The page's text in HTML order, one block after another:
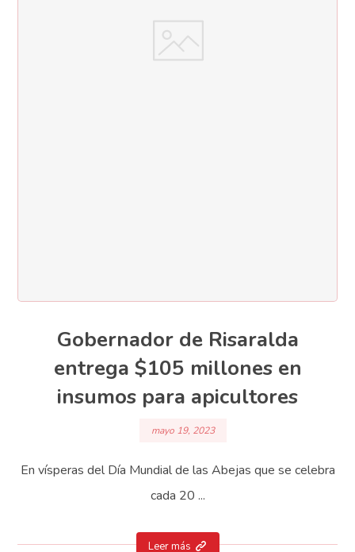
Gobernador de Risaralda
entrega $105 millones en
insumos para apicultores
mayo 19, 2023
En vísperas del Día Mundial de las Abejas que se celebra
cada 20 ...
Leer más